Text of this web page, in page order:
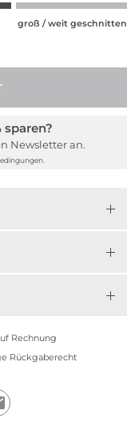
groß / weit geschnitten
sparen?
Newsletter an.
Rechnung
Rückgaberecht